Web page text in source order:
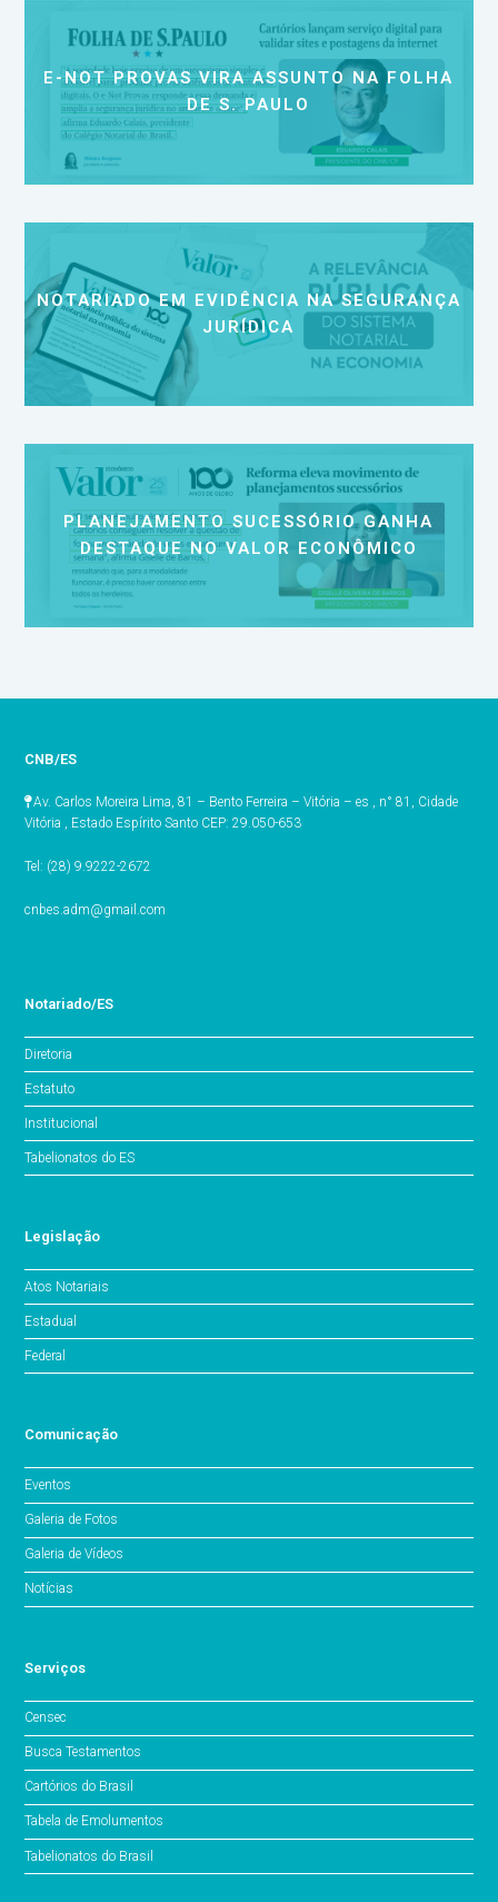
E-NOT PROVAS VIRA ASSUNTO NA FOLHA
DE S. PAULO
NOTARIADO EM EVIDÊNCIA NA SEGURANÇA
JURÍDICA
PLANEJAMENTO SUCESSÓRIO GANHA
DESTAQUE NO VALOR ECONÔMICO
CNB/ES
Av. Carlos Moreira Lima, 81 – Bento Ferreira – Vitória – es , n° 81, Cidade
Vitória , Estado Espírito Santo CEP: 29.050-653
Tel: (28) 9.9222-2672
cnbes.adm@gmail.com
Notariado/ES
Diretoria
Estatuto
Institucional
Tabelionatos do ES
Legislação
Atos Notariais
Estadual
Federal
Comunicação
Eventos
Galeria de Fotos
Galeria de Vídeos
Notícias
Serviços
Censec
Busca Testamentos
Cartórios do Brasil
Tabela de Emolumentos
Tabelionatos do Brasil